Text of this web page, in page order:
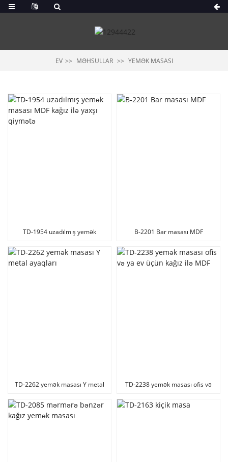
EV MƏHSULLAR YEMƏK MASASI
TD-1954 uzadılmış yemək
qiymətə
B-2201 Bar masası MDF
TD-2262 yemək masası Y metal
TD-2238 yemək masası ofis və